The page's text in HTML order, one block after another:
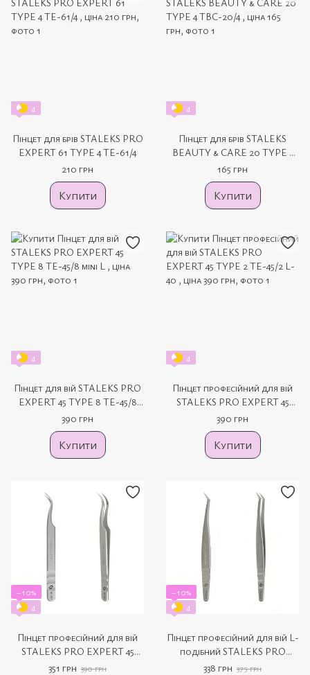
4
Пінцет для брів STALEKS PRO
EXPERT 61 TYPE 4 TE-61/4
210 грн
Купити
4
Пінцет для брів STALEKS
BEAUTY & CARE 20 TYPE 4
TBC-20/4
165 грн
Купити
4
Пінцет для вій STALEKS PRO
EXPERT 45 TYPE 8 TE-45/8
mini L
390 грн
Купити
4
Пінцет професійний для вій
STALEKS PRO EXPERT 45
TYPE 2 TE-45/2 L-40
390 грн
Купити
−10%
4
Пінцет професійний для вій
STALEKS PRO EXPERT 45
TYPE 1 TE-45/1 вигнутий
351 грн 390 грн
−10%
4
Пінцет професійний для вій L-
подібний STALEKS PRO
EXPERT 40 TYPE 13 TE-40/13
338 грн 375 грн